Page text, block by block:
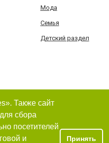
Мода
Семья
Детский раздел
Также сайт
сбора
посетителей
и
Принять